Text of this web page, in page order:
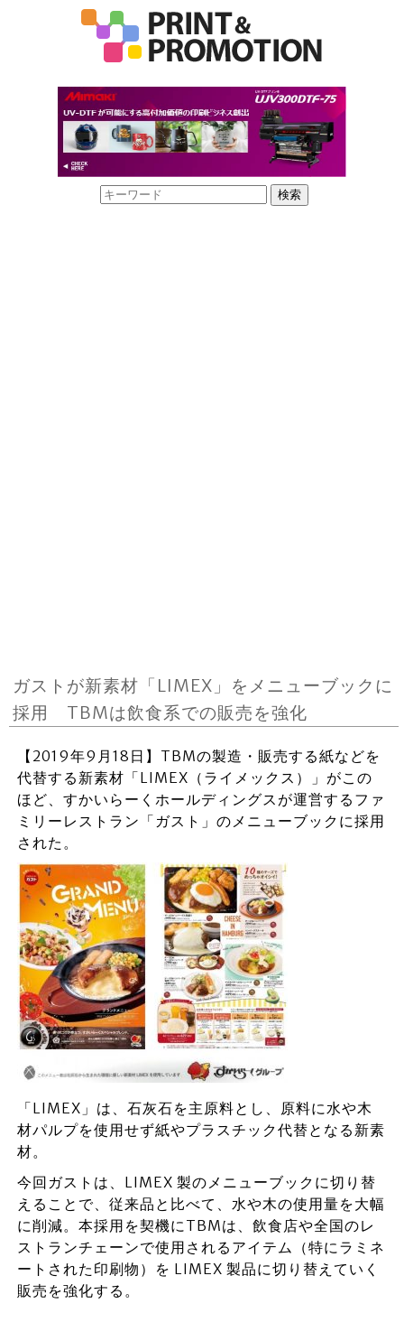
ガストが新素材「LIMEX」をメニューブックに
採用 TBMは飲食系での販売を強化
【2019年9月18日】TBMの製造・販売する紙などを
代替する新素材「LIMEX（ライメックス）」がこの
ほど、すかいらーくホールディングスが運営するファ
ミリーレストラン「ガスト」のメニューブックに採用
された。
「LIMEX」は、石灰石を主原料とし、原料に水や木
材パルプを使用せず紙やプラスチック代替となる新素
材。
今回ガストは、LIMEX 製のメニューブックに切り替
えることで、従来品と比べて、水や木の使用量を大幅
に削減。本採用を契機にTBMは、飲食店や全国のレ
ストランチェーンで使用されるアイテム（特にラミネ
ートされた印刷物）を LIMEX 製品に切り替えていく
販売を強化する。